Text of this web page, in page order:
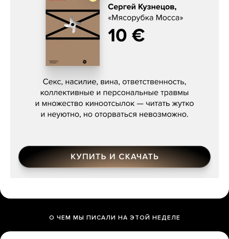
Сергей Кузнецов, «Мясорубка
О ЧЕМ МЫ ПИСАЛИ НА ЭТОЙ НЕДЕЛЕ